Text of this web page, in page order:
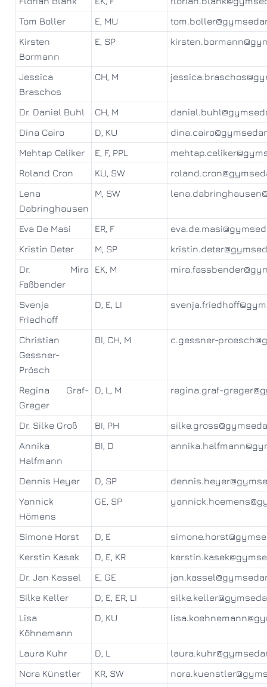
Tom Boller
E, MU
Kirsten
Bormann
E, SP
Jessica
Braschos
CH, M
Dr. Daniel Buhl CH, M
Dina Cairo
D, KU
Mehtap Celiker
E, F, PPL
Roland Cron
KU, SW
Lena
Dabringhausen
M, SW
Eva De Masi ER, F
Kristin Deter
M, SP
Dr. Mira
Faßbender
EK, M
Svenja
Friedhoff
D, E, LI
Christian
Gessner-
Prösch
BI, CH, M c.gessner-
Regina Graf-
Greger
D, L, M regina.graf-
Dr. Silke Groß BI, PH
Annika
Halfmann
BI, D
Dennis Heyer D, SP
Yannick
Hömens
GE, SP
Simone Horst D, E
Kerstin Kasek
D, E, KR
Dr. Jan Kassel
E, GE
Silke Keller
D, E, ER, LI
Lisa
Köhnemann
D, KU
Laura Kuhr D, L
Nora Künstler
KR, SW